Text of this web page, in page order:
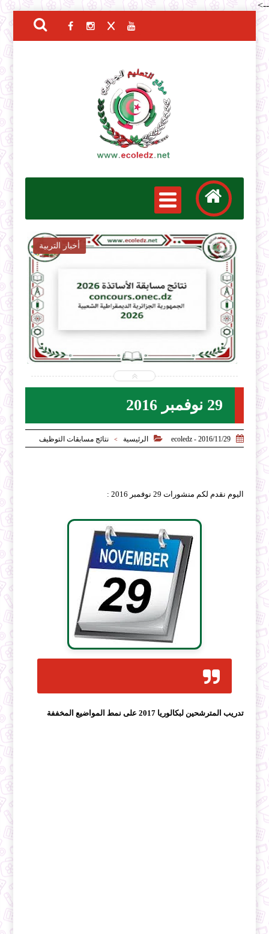
-->
أخبار التربية
2026-07-31
ecoledz.net
29 نوفمبر 2016

2016/11/29 - ecoledz
 الرئيسية > نتائج مسابقات التوظيف
اليوم نقدم لكم منشورات 29 نوفمبر 2016 :
تدريب المترشحين لبكالوريا 2017 على نمط المواضيع المخففة